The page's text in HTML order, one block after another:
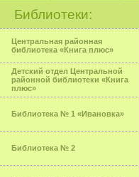
Библиотеки:
Центральная районная
библиотека «Книга плюс»
Детский отдел Центральной
районной библиотеки «Книга
плюс»
Библиотека № 1 «Ивановка»
Библиотека № 2